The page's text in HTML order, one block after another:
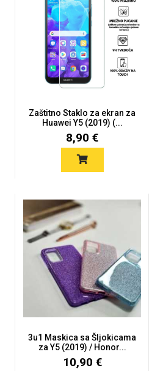
Zaštitno Staklo za ekran za
Huawei Y5 (2019) (...
8,90 €
3u1 Maskica sa Šljokicama
za Y5 (2019) / Honor...
10,90 €
Feel Good
Valentinovo
I Need Some Space
Preklopne maskice